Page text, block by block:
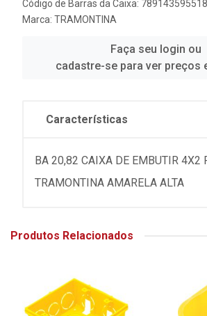
Código de Barras da Caixa:
Marca: TRAMONTINA
Faça seu login ou
cadastre-se para ver preços
Características
BA 20,82 CAIXA DE EMBUTIR 4X2
TRAMONTINA AMARELA ALTA
Produtos Relacionados